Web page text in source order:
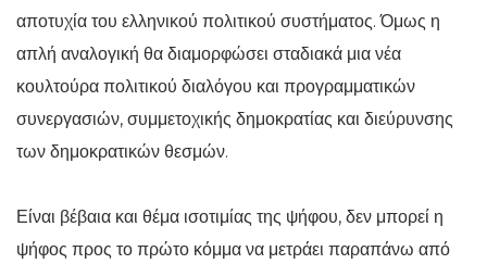
αποτυχία του ελληνικού πολιτικού συστήματος. Όμως η
απλή αναλογική θα διαμορφώσει σταδιακά μια νέα
κουλτούρα πολιτικού διαλόγου και προγραμματικών
συνεργασιών, συμμετοχικής δημοκρατίας και διεύρυνσης
των δημοκρατικών θεσμών.
Είναι βέβαια και θέμα ισοτιμίας της ψήφου, δεν μπορεί η
ψήφος προς το πρώτο κόμμα να μετράει παραπάνω από